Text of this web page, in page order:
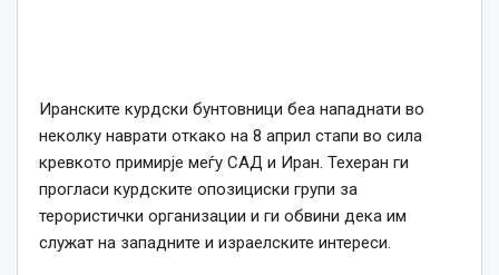
Иранските курдски бунтовници беа нападнати во
неколку наврати откако на 8 април стапи во сила
кревкото примирје меѓу САД и Иран. Техеран ги
прогласи курдските опозициски групи за
терористички организации и ги обвини дека им
служат на западните и израелските интереси.